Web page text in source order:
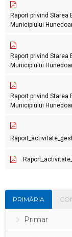
Raport privind
Municipiului
Raport privind Starea
Municipiului
Raport privind Starea
Municipiului
PRIMĂRIA
Primar